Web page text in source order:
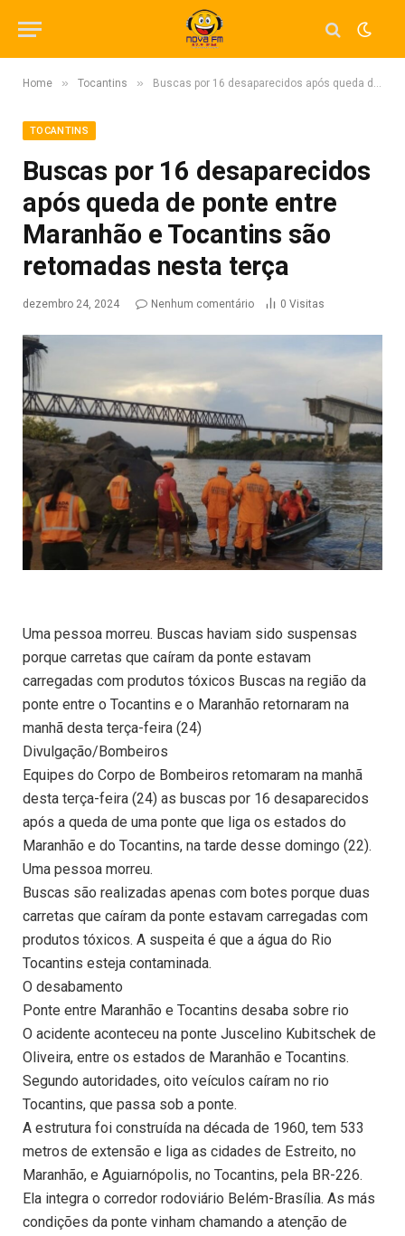
Home » Tocantins » Buscas por 16 desaparecidos após queda de ponte entre Maranhão e Tocantins são retomadas nesta terça
TOCANTINS
Buscas por 16 desaparecidos
após queda de ponte entre
Maranhão e Tocantins são
retomadas nesta terça
dezembro 24, 2024 Nenhum comentário 0 Visitas
Uma pessoa morreu. Buscas haviam sido suspensas
porque carretas que caíram da ponte estavam
carregadas com produtos tóxicos Buscas na região da
ponte entre o Tocantins e o Maranhão retornaram na
manhã desta terça-feira (24)
Divulgação/Bombeiros
Equipes do Corpo de Bombeiros retomaram na manhã
desta terça-feira (24) as buscas por 16 desaparecidos
após a queda de uma ponte que liga os estados do
Maranhão e do Tocantins, na tarde desse domingo (22).
Uma pessoa morreu.
Buscas são realizadas apenas com botes porque duas
carretas que caíram da ponte estavam carregadas com
produtos tóxicos. A suspeita é que a água do Rio
Tocantins esteja contaminada.
O desabamento
Ponte entre Maranhão e Tocantins desaba sobre rio
O acidente aconteceu na ponte Juscelino Kubitschek de
Oliveira, entre os estados de Maranhão e Tocantins.
Segundo autoridades, oito veículos caíram no rio
Tocantins, que passa sob a ponte.
A estrutura foi construída na década de 1960, tem 533
metros de extensão e liga as cidades de Estreito, no
Maranhão, e Aguiarnópolis, no Tocantins, pela BR-226.
Ela integra o corredor rodoviário Belém-Brasília. As más
condições da ponte vinham chamando a atenção de